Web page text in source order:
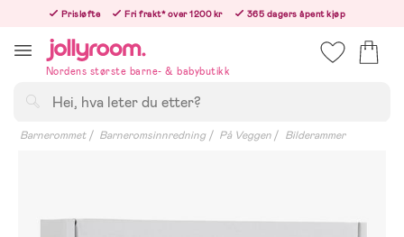
innehållet
Prisløfte Fri frakt* over 1200 kr
365 dagers åpent kjøp
Nordens største barne- & babybutikk
Barnerommet Barneromsinnredning På Veggen Bilderammer